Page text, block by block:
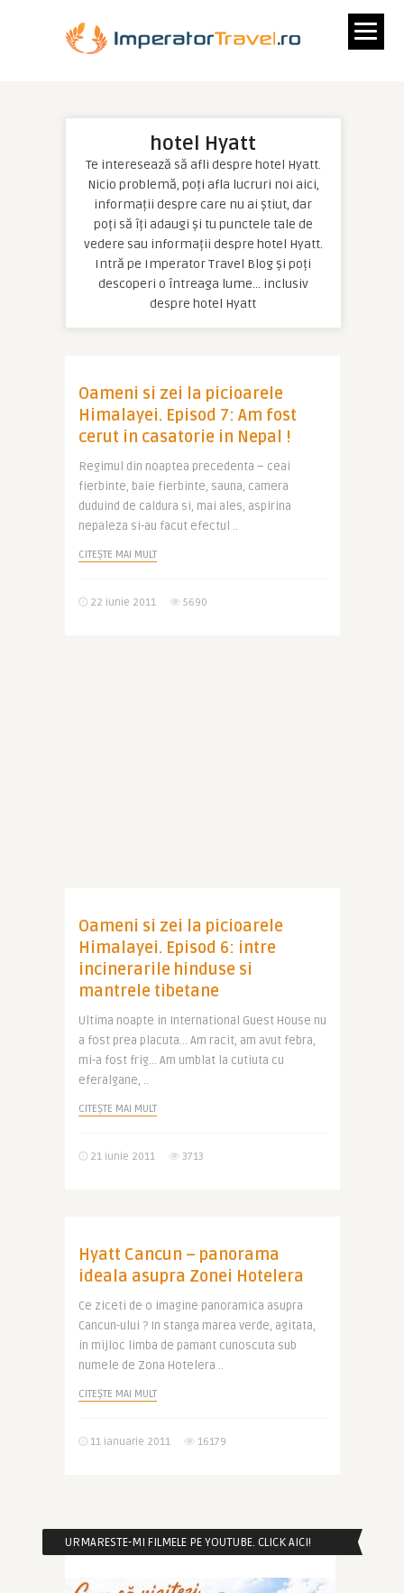
hotel Hyatt
Te interesează să afli despre hotel Hyatt.
Nicio problemă, poți afla lucruri noi aici,
informații despre care nu ai știut, dar
poți să îți adaugi și tu punctele tale de
vedere sau informații despre hotel Hyatt.
Intră pe Imperator Travel Blog și poți
descoperi o întreaga lume… inclusiv
despre hotel Hyatt
Oameni si zei la picioarele
Himalayei. Episod 7: Am fost
cerut in casatorie in Nepal !
Regimul din noaptea precedenta – ceai
fierbinte, baie fierbinte, sauna, camera
duduind de caldura si, mai ales, aspirina
nepaleza si-au facut efectul ..
CITEȘTE MAI MULT
22 iunie 2011 5690
Oameni si zei la picioarele
Himalayei. Episod 6: intre
incinerarile hinduse si
mantrele tibetane
Ultima noapte in International Guest House nu
a fost prea placuta… Am racit, am avut febra,
mi-a fost frig… Am umblat la cutiuta cu
eferalgane, ..
CITEȘTE MAI MULT
21 iunie 2011 3713
Hyatt Cancun – panorama
ideala asupra Zonei Hotelera
Ce ziceti de o imagine panoramica asupra
Cancun-ului ? In stanga marea verde, agitata,
in mijloc limba de pamant cunoscuta sub
numele de Zona Hotelera ..
CITEȘTE MAI MULT
11 ianuarie 2011 16179
URMARESTE-MI FILMELE PE YOUTUBE. CLICK AICI!